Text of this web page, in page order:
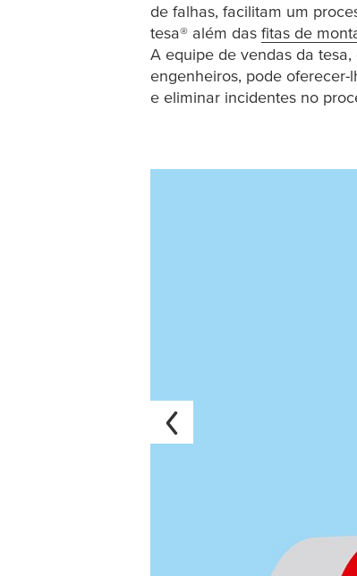
de falhas, facilitam um
tesa® além das fitas de
A equipe de vendas da tesa,
engenheiros, pode
e eliminar incidentes no